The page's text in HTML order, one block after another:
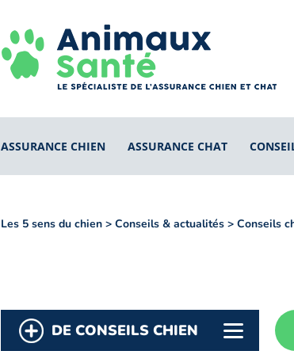
ASSURANCE CHIEN ASSURANCE CHAT
Les 5 sens du chien > Conseils & actualités > Conseils
DE CONSEILS CHIEN